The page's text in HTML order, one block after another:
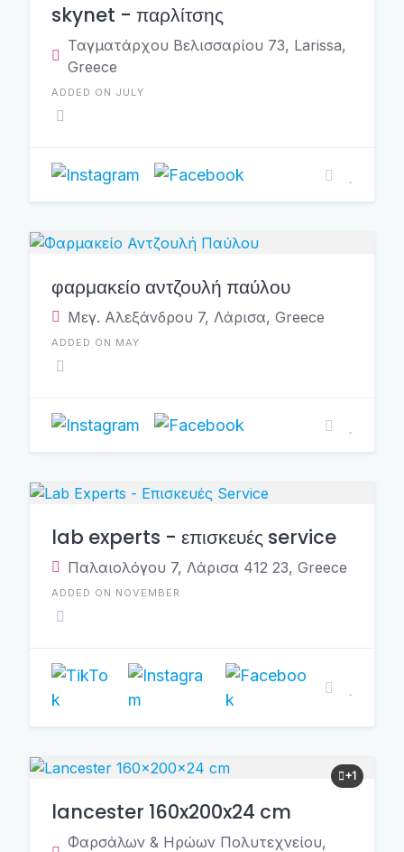
skynet - παρλίτσης
Ταγματάρχου Βελισσαρίου 73, Larissa,
Greece
ADDED ON JULY
φαρμακείο αντζουλή παύλου
Μεγ. Αλεξάνδρου 7, Λάρισα, Greece
ADDED ON MAY
lab experts - επισκευές service
Παλαιολόγου 7, Λάρισα 412 23, Greece
ADDED ON NOVEMBER
+1
lancester 160x200x24 cm
Φαρσάλων & Ηρώων Πολυτεχνείου,